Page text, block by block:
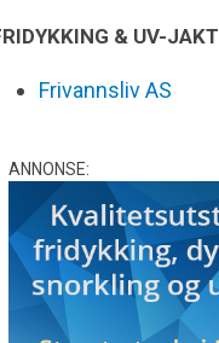
& UV-JAKT
Frivannsliv AS
ANNONSE: